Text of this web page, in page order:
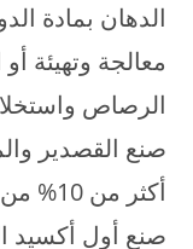
الدهان بمادة
معالجة وتهيئة
الرصاص
صنع القصدير
أكثر من 10% من الرصاص
صنع أول أكسيد